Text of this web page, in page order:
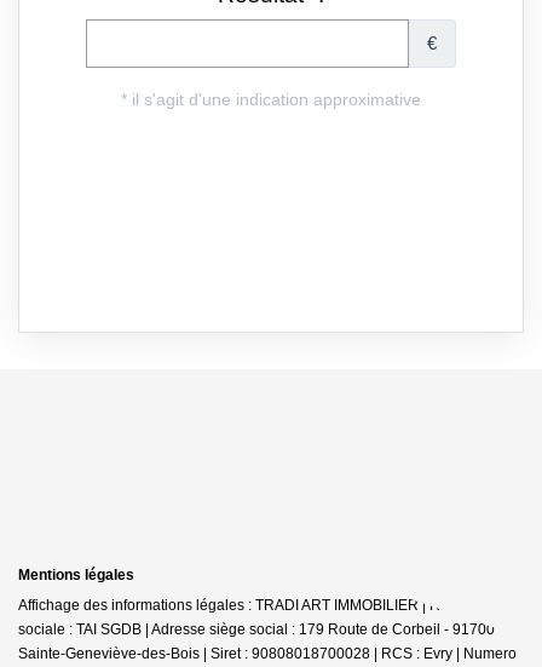
Mentions légales
Affichage des informations légales : TRADI ART IMMOBILIER | Raison
sociale : TAI SGDB | Adresse siège social : 179 Route de Corbeil - 91700
Sainte-Geneviève-des-Bois | Siret : 90808018700028 | RCS : Evry | Numero